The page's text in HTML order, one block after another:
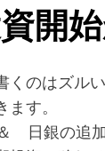
開
くのはズル
す。
日銀の追加